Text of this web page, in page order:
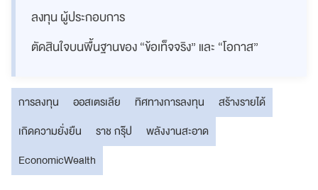
ลงทุน ผู้ประกอบการ
ตัดสินใจบนพื้นฐานของ “ข้อเท็จจริง” และ “โอกาส”
การลงทุน ออสเตรเลีย ทิศทางการลงทุน
สร้างรายได้
เกิดความยั่งยืน
ราช กรุ๊ป
พลังงานสะอาด
EconomicWealth